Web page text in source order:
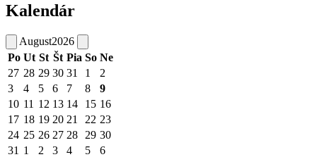
Kalendár
August2026
Po Ut St Št Pia So Ne
27 28 29 30 31 1
2
3
4 5 6 7 8
9
10 11 12 13 14 15 16
17 18 19 20 21 22 23
24 25 26 27 28 29 30
31 1 2 3 4 5 6